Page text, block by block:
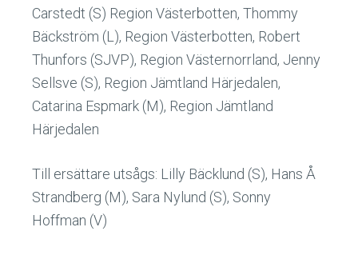
Carstedt (S) Region Västerbotten, Thommy
Bäckström (L), Region Västerbotten, Robert
Thunfors (SJVP), Region Västernorrland, Jenny
Sellsve (S), Region Jämtland Härjedalen,
Catarina Espmark (M), Region Jämtland
Härjedalen
Till ersättare utsågs: Lilly Bäcklund (S), Hans Å
Strandberg (M), Sara Nylund (S), Sonny
Hoffman (V)